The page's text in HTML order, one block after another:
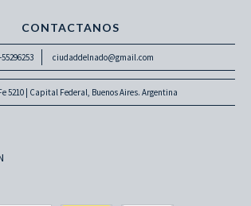
CONTACTANOS
ciudaddelnado@gmail.com
5210 | Capital Federal, Buenos Aires. Argentina